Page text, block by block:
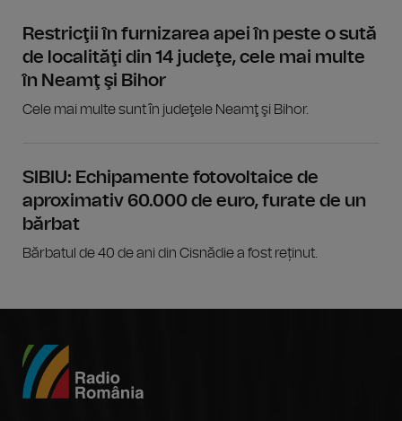
Restricţii în furnizarea apei în peste o sută
de localităţi din 14 judeţe, cele mai multe
în Neamţ şi Bihor
Cele mai multe sunt în judeţele Neamţ şi Bihor.
SIBIU: Echipamente fotovoltaice de
aproximativ 60.000 de euro, furate de un
bărbat
Bărbatul de 40 de ani din Cisnădie a fost reținut.